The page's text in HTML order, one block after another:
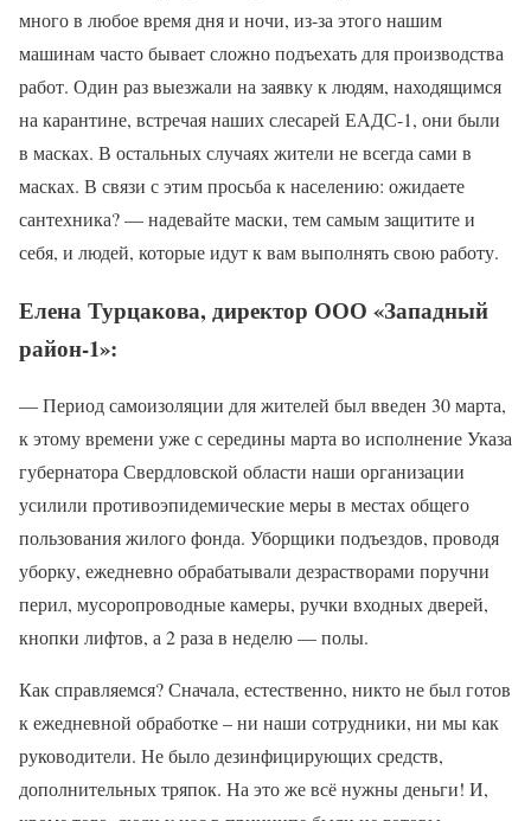
много в любое время дня и ночи, из-за этого нашим
машинам часто бывает сложно подъехать для производства
работ. Один раз выезжали на заявку к людям, находящимся
на карантине, встречая наших слесарей ЕАДС-1, они были
в масках. В остальных случаях жители не всегда сами в
масках. В связи с этим просьба к населению: ожидаете
сантехника? — надевайте маски, тем самым защитите и
себя, и людей, которые идут к вам выполнять свою работу.
Елена Турцакова, директор ООО «Западный
район-1»:
— Период самоизоляции для жителей был введен 30 марта,
к этому времени уже с середины марта во исполнение Указа
губернатора Свердловской области наши организации
усилили противоэпидемические меры в местах общего
пользования жилого фонда. Уборщики подъездов, проводя
уборку, ежедневно обрабатывали дезрастворами поручни
перил, мусоропроводные камеры, ручки входных дверей,
кнопки лифтов, а 2 раза в неделю — полы.
Как справляемся? Сначала, естественно, никто не был готов
к ежедневной обработке – ни наши сотрудники, ни мы как
руководители. Не было дезинфицирующих средств,
дополнительных тряпок. На это же всё нужны деньги! И,